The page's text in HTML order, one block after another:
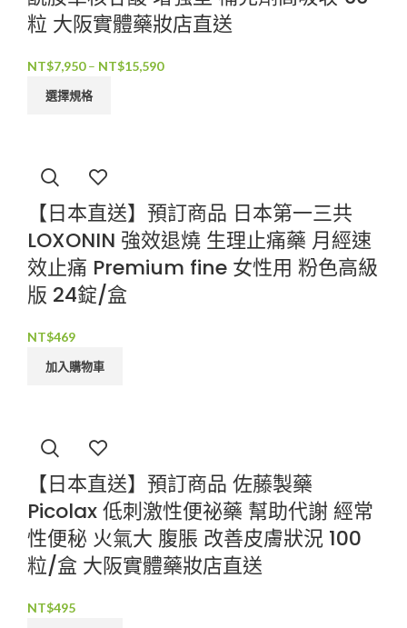
粒 大阪實體藥妝店直送
NT$7,950 – NT$15,590
選擇規格
【日本直送】預訂商品 日本第一三共
LOXONIN 強效退燒 生理止痛藥 月經速
效止痛 Premium fine 女性用 粉色高級
版 24錠/盒
NT$469
加入購物車
【日本直送】預訂商品 佐藤製藥
Picolax 低刺激性便祕藥 幫助代謝 經常
性便秘 火氣大 腹脹 改善皮膚狀況 100
粒/盒 大阪實體藥妝店直送
NT$495